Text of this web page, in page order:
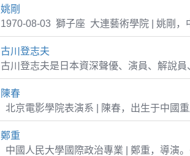
姚剛
1970-08-03 獅子座 大連藝術學院 | 姚剛，
古川登志夫
古川登志夫是日本資深聲優、演員、解說員
陳春
北京電影學院表演系 | 陳春，出生于中國
鄭重
中國人民大學國際政治專業 | 鄭重，導演